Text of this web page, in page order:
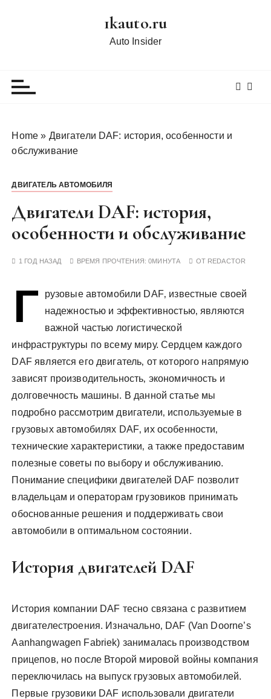
1kauto.ru
Auto Insider
Home » Двигатели DAF: история, особенности и
обслуживание
ДВИГАТЕЛЬ АВТОМОБИЛЯ
Двигатели DAF: история,
особенности и обслуживание
1 ГОД НАЗАД ВРЕМЯ ПРОЧТЕНИЯ:0МИНУТА ОТ REDACTOR
Г
рузовые автомобили DAF‚ известные своей
надежностью и эффективностью‚ являются
важной частью логистической
инфраструктуры по всему миру. Сердцем каждого
DAF является его двигатель‚ от которого напрямую
зависят производительность‚ экономичность и
долговечность машины. В данной статье мы
подробно рассмотрим двигатели‚ используемые в
грузовых автомобилях DAF‚ их особенности‚
технические характеристики‚ а также предоставим
полезные советы по выбору и обслуживанию.
Понимание специфики двигателей DAF позволит
владельцам и операторам грузовиков принимать
обоснованные решения и поддерживать свои
автомобили в оптимальном состоянии.
История двигателей DAF
История компании DAF тесно связана с развитием
двигателестроения. Изначально‚ DAF (Van Doorne’s
Aanhangwagen Fabriek) занималась производством
прицепов‚ но после Второй мировой войны компания
переключилась на выпуск грузовых автомобилей.
Первые грузовики DAF использовали двигатели